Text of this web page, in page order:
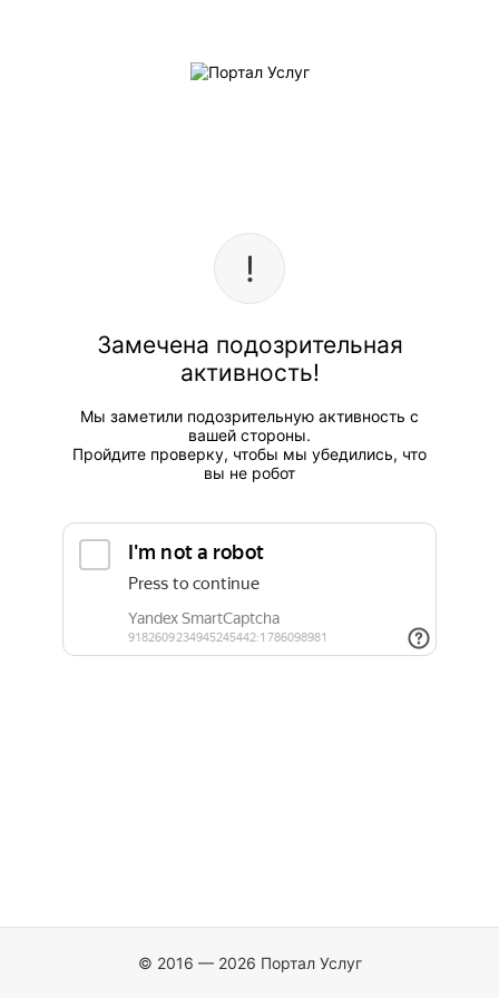
Замечена подозрительная
активность!
Мы заметили подозрительную активность с
вашей стороны.
Пройдите проверку, чтобы мы убедились, что
вы не робот
© 2016 — 2026 Портал Услуг